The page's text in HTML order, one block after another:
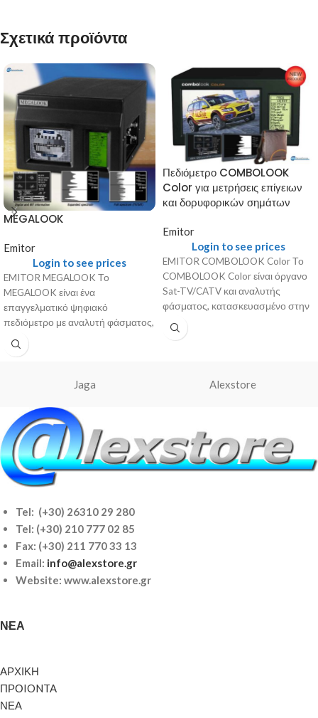
Σχετικά προϊόντα
MEGALOOK
Emitor
Login to see prices
EMITOR MEGALOOK Το
MEGALOOK είναι ένα
επαγγελματικό ψηφιακό
πεδιόμετρο με αναλυτή φάσματος,
κατασκευασμένο στην Σουηδία
από την Emitor AB. Το
Πεδιόμετρο COMBOLOOK
Color για μετρήσεις επίγειων
και δορυφορικών σημάτων
Emitor
Login to see prices
EMITOR COMBOLOOK Color Το
COMBOLOOK Color είναι όργανο
Sat-TV/CATV και αναλυτής
φάσματος, κατασκευασμένο στην
Σουηδία από την Emitor AB. Η
συσκευή
Jaga Alexstore
Tel: (+30) 26310 29 280
Tel: (+30) 210 777 02 85
Fax: (+30) 211 770 33 13
Email: info@alexstore.gr
Website: www.alexstore.gr
ΝΈΑ
ΑΡΧΙΚΗ
ΠΡΟIONTA
ΝΕΑ